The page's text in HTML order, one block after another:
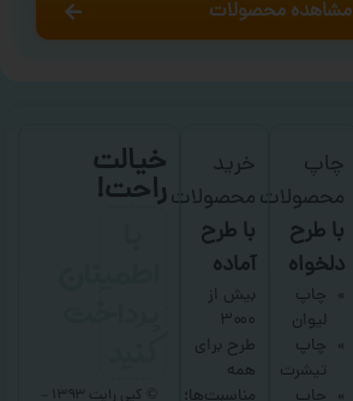
مشاهده محصولات
چاپ
محصولات
با طرح
دلخواه
چاپ
لیوان
چاپ
تیشرت
خرید
محصولات
با طرح
آماده
بیش از
۳۰۰۰
طرح برای
همه
خیالت
راحت!